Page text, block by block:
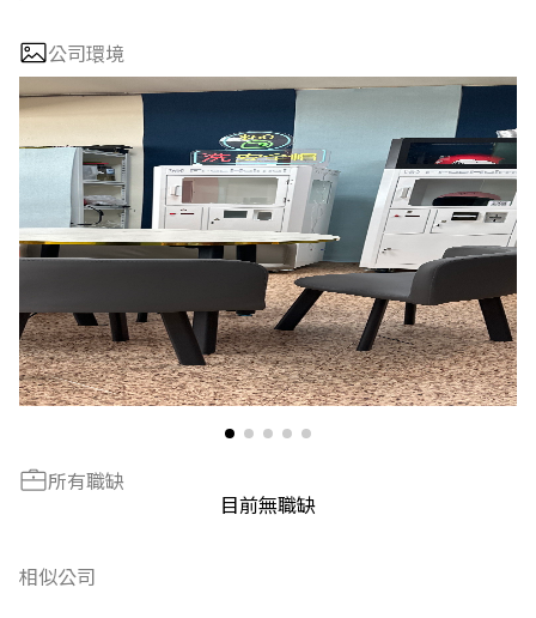
公司環境
所有職缺
目前無職缺
相似公司